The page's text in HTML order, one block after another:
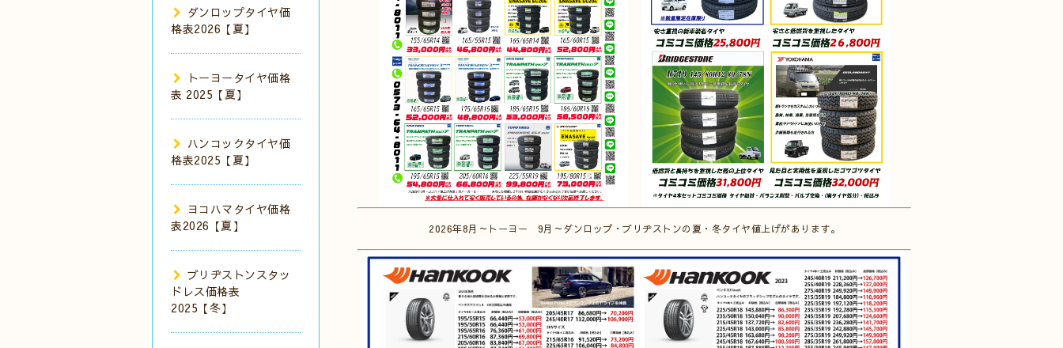
2026年8月～トーヨー 9月～ダンロップ・ブリヂストンの夏・冬タイヤ値上げがあります。
ダンロップタイヤ価
格表2026【夏】
トーヨータイヤ価格
表 2025【夏】
ハンコックタイヤ価
格表2025【夏】
ヨコハマタイヤ価格
表2026【夏】
ブリヂストンスタッ
ドレス価格表
2025【冬】